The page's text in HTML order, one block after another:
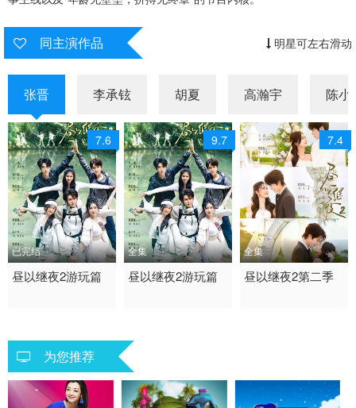
同主演作品 明星可左右滑动
张晋 李承铉 胡夏 高瀚宇 陈小
7.6
已完结
2026 / 中国大陆 / 普通
昼以继夜2游玩篇
9.7
全集
2026 / 中国大陆 /
昼以继夜2游玩篇
7.4
全集
2026 / 中国大陆 /
昼以继夜2第二季
为您推荐